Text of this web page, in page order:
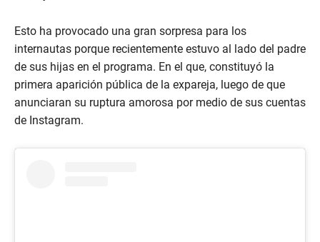
Esto ha provocado una gran sorpresa para los
internautas porque recientemente estuvo al lado del padre
de sus hijas en el programa. En el que, constituyó la
primera aparición pública de la expareja, luego de que
anunciaran su ruptura amorosa por medio de sus cuentas
de Instagram.